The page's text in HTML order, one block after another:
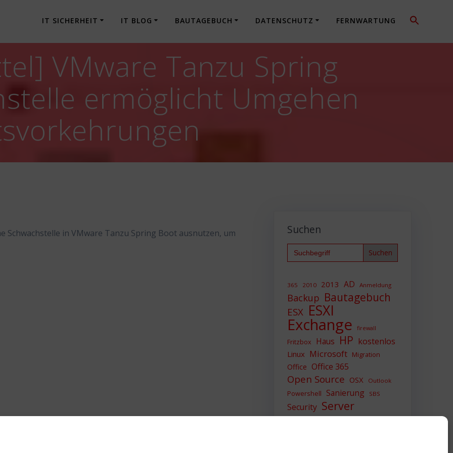
IT SICHERHEIT IT BLOG BAUTAGEBUCH DATENSCHUTZ FERNWARTUNG
VMware Tanzu Spring
ermöglicht Umgehen
in VMware Tanzu Spring Boot ausnutzen, um
Suchen
Search
for:
365 2010 2013 AD Anmeldung
Backup Bautagebuch
ESX ESXI
Exchange firewall
Fritzbox Haus HP kostenlos
Linux Microsoft Migration
Office Office 365
Open Source OSX Outlook
Powershell Sanierung SBS
Security Server
Sicherheit SIEM